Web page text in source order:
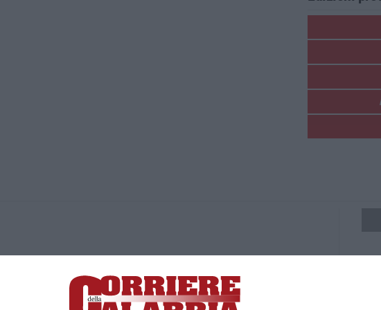
Lamezia Terme (CZ)
responsabile Paola Militano |Privacy